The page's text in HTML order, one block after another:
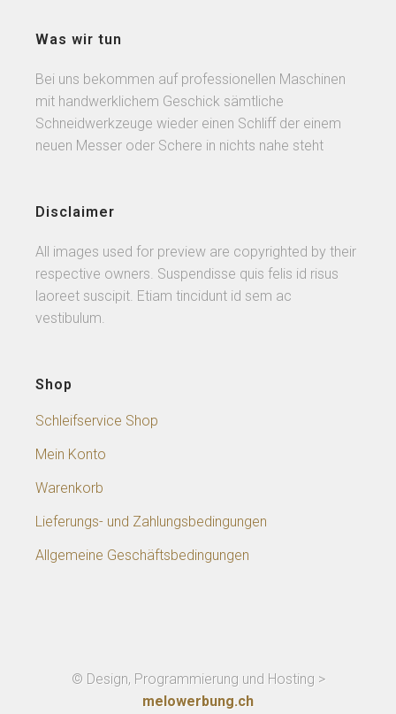
Was wir tun
Bei uns bekommen auf professionellen Maschinen
mit handwerklichem Geschick sämtliche
Schneidwerkzeuge wieder einen Schliff der einem
neuen Messer oder Schere in nichts nahe steht
Disclaimer
All images used for preview are copyrighted by their
respective owners. Suspendisse quis felis id risus
laoreet suscipit. Etiam tincidunt id sem ac
vestibulum.
Shop
Schleifservice Shop
Mein Konto
Warenkorb
Lieferungs- und Zahlungsbedingungen
Allgemeine Geschäftsbedingungen
© Design, Programmierung und Hosting >
melowerbung.ch